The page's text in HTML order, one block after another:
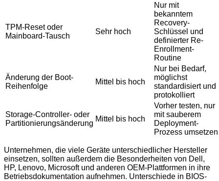
TPM-Reset oder
Mainboard-Tausch
Sehr hoch
Nur mit
bekanntem
Recovery-
Schlüssel und
definierter Re-
Enrollment-
Routine
Änderung der Boot-
Reihenfolge
Mittel bis hoch
Nur bei Bedarf,
möglichst
standardisiert und
protokolliert
Storage-Controller- oder
Partitionierungsänderung
Mittel bis hoch
Vorher testen, nur
mit sauberem
Deployment-
Prozess umsetzen
Unternehmen, die viele Geräte unterschiedlicher Hersteller
einsetzen, sollten außerdem die Besonderheiten von Dell,
HP, Lenovo, Microsoft und anderen OEM-Plattformen in ihre
Betriebsdokumentation aufnehmen. Unterschiede in BIOS-